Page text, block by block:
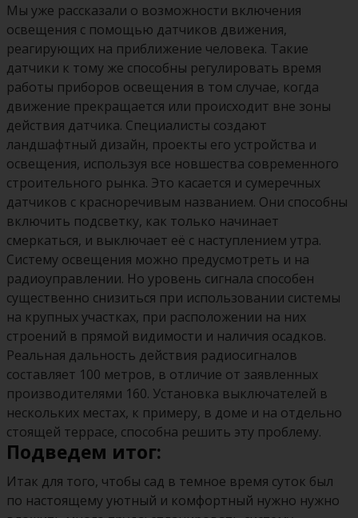
Мы уже рассказали о возможности включения
освещения с помощью датчиков движения,
реагирующих на приближение человека. Такие
датчики к тому же способны регулировать время
работы приборов освещения в том случае, когда
движение прекращается или происходит вне зоны
действия датчика. Специалисты создают
ландшафтный дизайн, проекты его устройства и
освещения, используя все новшества современного
строительного рынка. Это касается и сумеречных
датчиков с красноречивым названием. Они способны
включить подсветку, как только начинает
смеркаться, и выключает её с наступлением утра.
Систему освещения можно предусмотреть и на
радиоуправлении. Но уровень сигнала способен
существенно снизиться при использовании системы
на крупных участках, при расположении на них
строений в прямой видимости и наличия осадков.
Реальная дальность действия радиосигналов
составляет 100 метров, в отличие от заявленных
производителями 160. Установка выключателей в
нескольких местах, к примеру, в доме и на отдельно
стоящей террасе, способна решить эту проблему.
Подведем итог:
Итак для того, чтобы сад в темное время суток был
по настоящему уютный и комфортный нужно нужно